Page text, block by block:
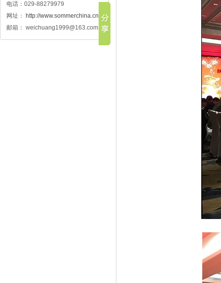
电话：029-88279979
网址：
http://www.sommerchina.cn/
邮箱： weichuang1999@163.com